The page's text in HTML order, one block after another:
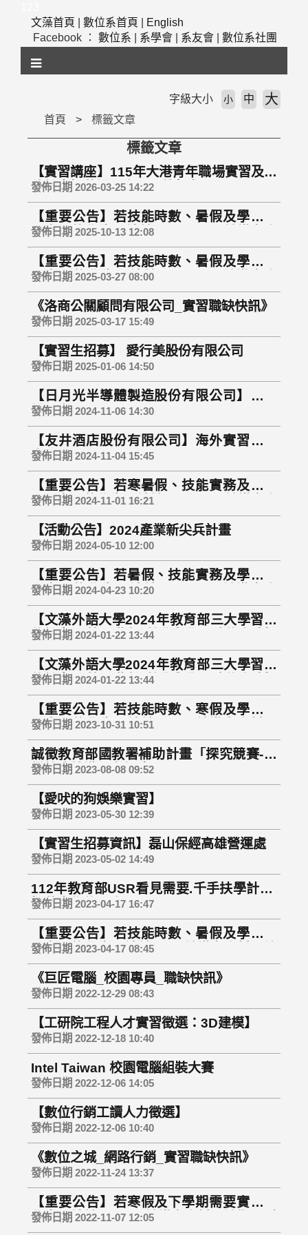
文藻首頁
數位系首頁
English
Facebook ： 數位系 系學會 系友會 數位系社團
首頁 標籤文章
字級大小 小 中 大
標籤文章
【實習講座】115年大港青年職場實習及接
軌計畫招募說明會！開放報名囉!!
發佈日期 2026-03-25 14:22
【重要公告】若技能時數、暑假及學期需
要實習的學生，請於11/21(五)以前繳交資
料，逾期不受理
發佈日期 2025-10-13 12:08
【重要公告】若技能時數、暑假及學期需
要實習的學生，請於4/30(三)以前繳交資
料，逾期不受理
發佈日期 2025-03-27 08:00
《洛商公關顧問有限公司_實習職缺快訊》
發佈日期 2025-03-17 15:49
【實習生招募】 愛行美股份有限公司
發佈日期 2025-01-06 14:50
【日月光半導體製造股份有限公司】實習
說明會
發佈日期 2024-11-06 14:30
【友井酒店股份有限公司】海外實習說明
會
發佈日期 2024-11-04 15:45
【重要公告】若寒暑假、技能實務及學期
需要實習的學生，請於12/6(五)以前繳交資
料，逾期不受理
發佈日期 2024-11-01 16:21
【活動公告】2024產業新尖兵計畫
發佈日期 2024-05-10 12:00
【重要公告】若暑假、技能實務及學期需
要實習的學生，請於5/24(五)以前繳交資
料，逾期不受理
發佈日期 2024-04-23 10:20
【文藻外語大學2024年教育部三大學習陪
伴計畫， 第一階段 -教學與學習陪伴人才招
募】
發佈日期 2024-01-22 13:44
【文藻外語大學2024年教育部三大學習陪
伴計畫， 第二階段 -教學與學習陪伴人才招
募】
發佈日期 2024-01-22 13:44
【重要公告】若技能時數、寒假及學期需
要實習的學生，請於12/1以前繳交資料，
逾期不受理
發佈日期 2023-10-31 10:51
誠徵教育部國教署補助計畫「探究競賽-這
樣教我就懂」專任助理
發佈日期 2023-08-08 09:52
【愛吠的狗娛樂實習】
發佈日期 2023-05-30 12:39
【實習生招募資訊】磊山保經高雄營運處
發佈日期 2023-05-02 14:49
112年教育部USR看見需要.千手扶學計畫-
招募大學伴開跑！
發佈日期 2023-04-17 16:47
【重要公告】若技能時數、暑假及學期需
要實習的學生，請於6/2以前繳交資料，逾
期不受理
發佈日期 2023-04-17 08:45
《巨匠電腦_校園專員_職缺快訊》
發佈日期 2022-12-29 08:43
【工研院工程人才實習徵選：3D建模】
發佈日期 2022-12-18 10:40
Intel Taiwan 校園電腦組裝大賽
發佈日期 2022-12-06 14:05
【數位行銷工讀人力徵選】
發佈日期 2022-12-06 10:40
《數位之城_網路行銷_實習職缺快訊》
發佈日期 2022-11-24 13:37
【重要公告】若寒假及下學期需要實習的
學生，請於12/09以前繳交資料，逾期不受
發佈日期 2022-11-07 12:05